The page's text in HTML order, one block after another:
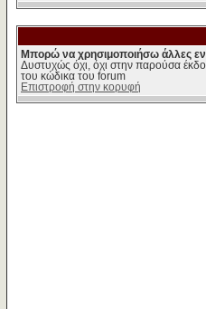
Μπορώ να χρησιμοποιήσω άλλες
Δυστυχώς όχι, όχι στην παρούσα
του κώδικα του forum
Επιστροφή στην κορυφή